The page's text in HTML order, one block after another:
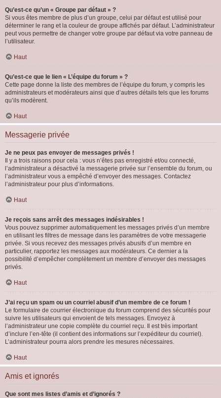
Qu’est-ce qu’un « Groupe par défaut » ?
Si vous êtes membre de plus d’un groupe, celui par défaut est utilisé pour
déterminer le rang et la couleur de groupe affichés par défaut. L’administrateur
peut vous permettre de changer votre groupe par défaut via votre panneau de
l’utilisateur.
Haut
Qu’est-ce que le lien « L’équipe du forum » ?
Cette page donne la liste des membres de l’équipe du forum, y compris les
administrateurs et modérateurs ainsi que d’autres détails tels que les forums
qu’ils modèrent.
Haut
Messagerie privée
Je ne peux pas envoyer de messages privés !
Il y a trois raisons pour cela : vous n’êtes pas enregistré et/ou connecté,
l’administrateur a désactivé la messagerie privée sur l’ensemble du forum, ou
l’administrateur vous a empêché d’envoyer des messages. Contactez
l’administrateur pour plus d’informations.
Haut
Je reçois sans arrêt des messages indésirables !
Vous pouvez supprimer automatiquement les messages privés d’un membre
en utilisant les filtres de message dans les paramètres de votre messagerie
privée. Si vous recevez des messages privés abusifs d’un membre en
particulier, rapportez les messages aux modérateurs. Ce dernier a la
possibilité d’empêcher complètement un membre d’envoyer des messages
privés.
Haut
J’ai reçu un spam ou un courriel abusif d’un membre de ce forum !
Le formulaire de courrier électronique du forum comprend des sécurités pour
suivre les utilisateurs qui envoient de tels messages. Envoyez à
l’administrateur une copie complète du courriel reçu. Il est très important
d’inclure l’en-tête (il contient des informations sur l’expéditeur du courriel).
L’administrateur pourra alors prendre les mesures nécessaires.
Haut
Amis et ignorés
Que sont mes listes d’amis et d’ignorés ?